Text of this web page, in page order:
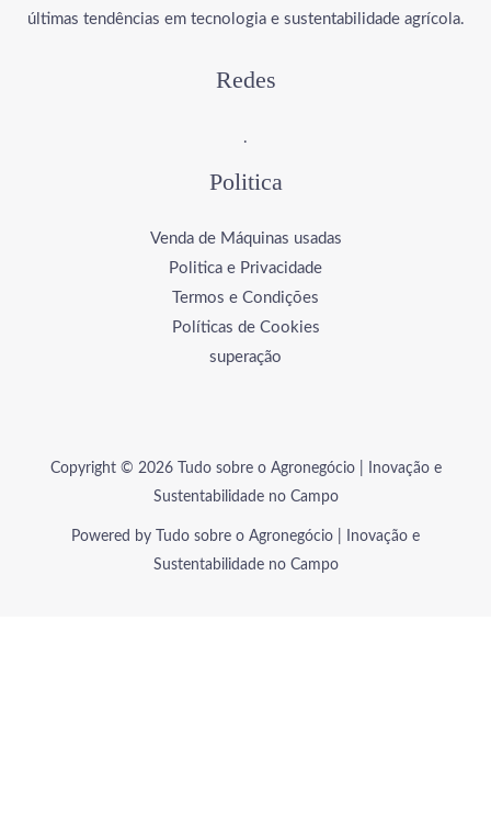
últimas tendências em tecnologia e sustentabilidade agrícola.
Redes
.
Politica
Venda de Máquinas usadas
Politica e Privacidade
Termos e Condições
Políticas de Cookies
superação
Copyright © 2026 Tudo sobre o Agronegócio | Inovação e
Sustentabilidade no Campo
Powered by Tudo sobre o Agronegócio | Inovação e
Sustentabilidade no Campo